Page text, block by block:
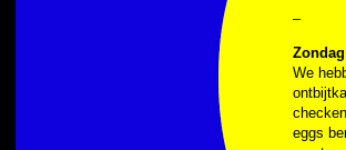
–
We
eggs